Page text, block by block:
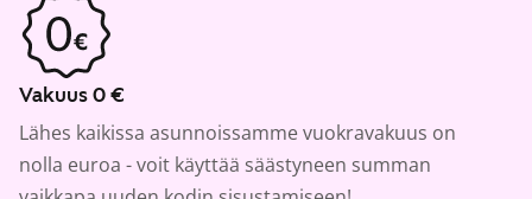
Vakuus 0 €
Lähes kaikissa asunnoissamme vuokravakuus on
nolla euroa - voit käyttää säästyneen summan